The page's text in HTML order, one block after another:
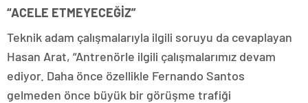
“ACELE ETMEYECEĞİZ”
Teknik adam çalışmalarıyla ilgili soruyu da cevaplayan
Hasan Arat, “Antrenörle ilgili çalışmalarımız devam
ediyor. Daha önce özellikle Fernando Santos
gelmeden önce büyük bir görüşme trafiği